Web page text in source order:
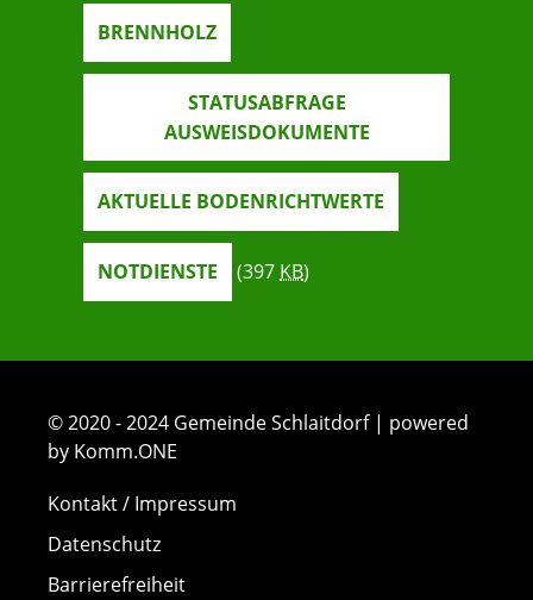
BRENNHOLZ
STATUSABFRAGE
AUSWEISDOKUMENTE
AKTUELLE BODENRICHTWERTE
NOTDIENSTE (397 KB)
© 2020 - 2024 Gemeinde Schlaitdorf | powered
by Komm.ONE
Kontakt / Impressum
Datenschutz
Barrierefreiheit